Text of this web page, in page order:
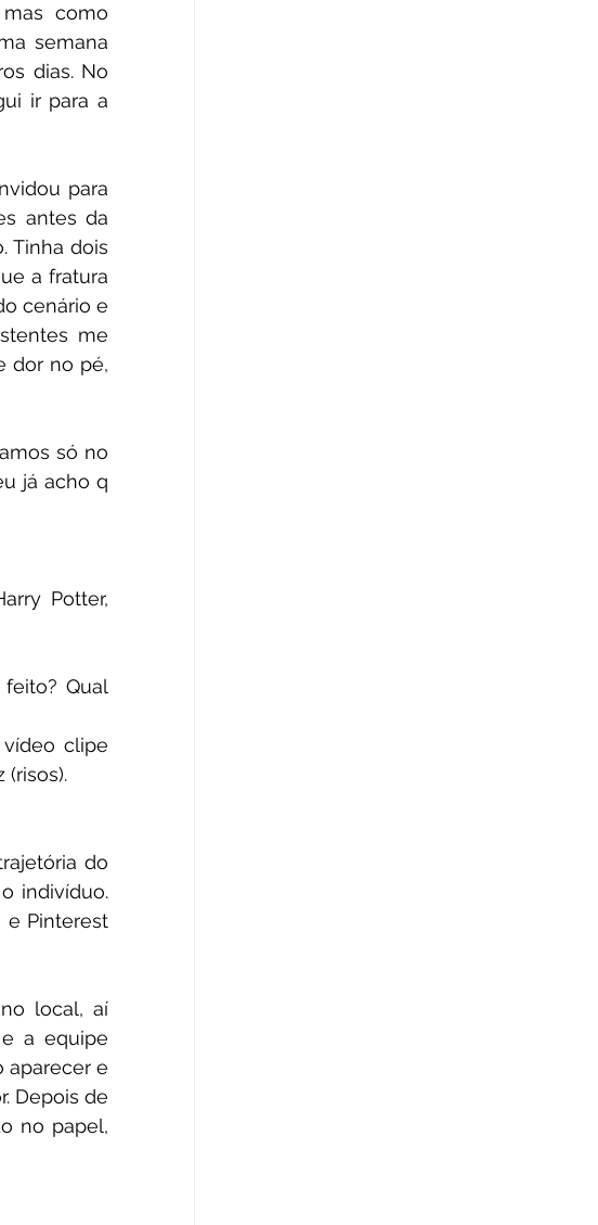
como
semana
dias. No
ir para a
para
antes da
Tinha dois
a fratura
cenário e
me
dor no pé,
só no
já acho q
Potter,
Qual
clipe
do
indivíduo.
e Pinterest
local, aí
a equipe
aparecer e
Depois de
no papel,